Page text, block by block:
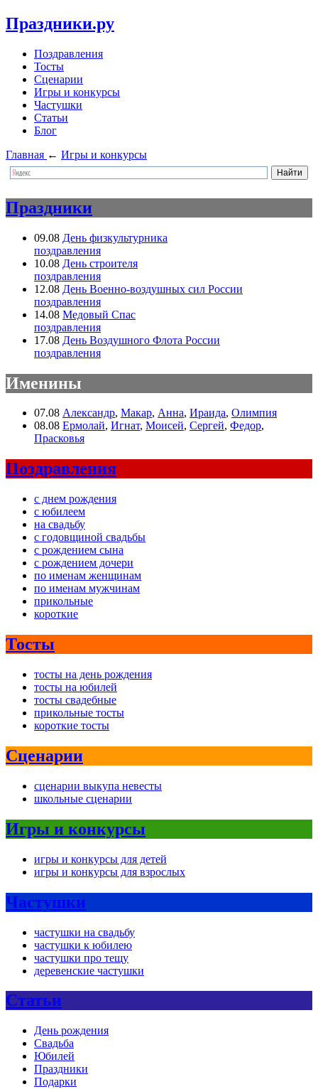
Праздники.ру
Поздравления
Тосты
Сценарии
Игры и конкурсы
Частушки
Статьи
Блог
Главная ← Игры и конкурсы
Праздники
09.08 День физкультурника
поздравления
10.08 День строителя
поздравления
12.08 День Военно-воздушных сил России
поздравления
14.08 Медовый Спас
поздравления
17.08 День Воздушного Флота России
поздравления
Именины
07.08 Александр, Макар, Анна, Ираида, Олимпия
08.08 Ермолай, Игнат, Моисей, Сергей, Федор,
Прасковья
Поздравления
с днем рождения
с юбилеем
на свадьбу
с годовщиной свадьбы
с рождением сына
с рождением дочери
по именам женщинам
по именам мужчинам
прикольные
короткие
Тосты
тосты на день рождения
тосты на юбилей
тосты свадебные
прикольные тосты
короткие тосты
Сценарии
сценарии выкупа невесты
школьные сценарии
Игры и конкурсы
игры и конкурсы для детей
игры и конкурсы для взрослых
Частушки
частушки на свадьбу
частушки к юбилею
частушки про тещу
деревенские частушки
Статьи
День рождения
Свадьба
Юбилей
Праздники
Подарки